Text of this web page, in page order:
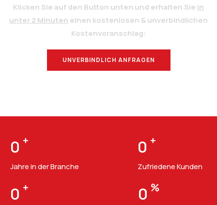
Klicken Sie auf den Button unten und erhalten Sie in
unter 2 Minuten einen kostenlosen & unverbindlichen
Kostenvoranschlag:
UNVERBINDLICH ANFRAGEN
0 +
Jahre in der Branche
0 +
Zufriedene Kunden
0 + 0 %